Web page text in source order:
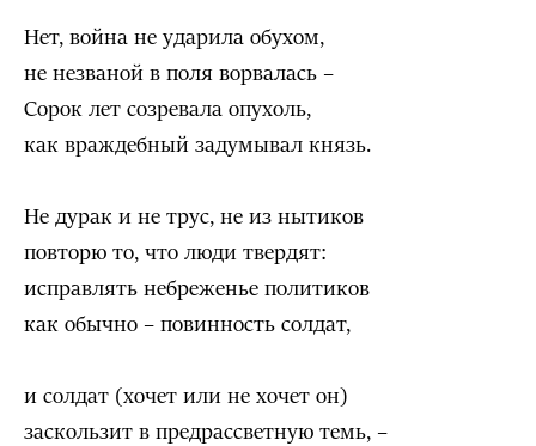
Нет, война не ударила обухом,
не незваной в поля ворвалась –
Сорок лет созревала опухоль,
как враждебный задумывал князь.
Не дурак и не трус, не из нытиков
повторю то, что люди твердят:
исправлять небреженье политиков
как обычно – повинность солдат,
и солдат (хочет или не хочет он)
заскользит в предрассветную темь, –